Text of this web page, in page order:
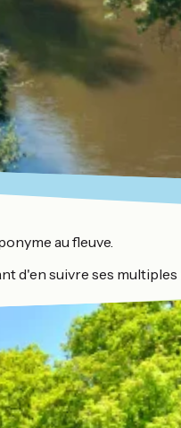
au fleuve.
d'en suivre ses